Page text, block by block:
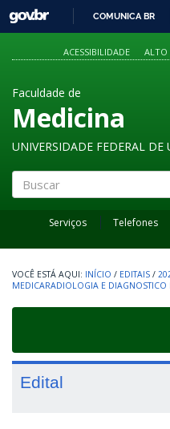
GOVBR
COMUNICA BR
ACESSIBILIDADE ALTO
Faculdade de
Medicina
UNIVERSIDADE FEDERAL DE
Serviços Telefones
INÍCIO / EDITAIS /
MEDICARADIOLOGIA E DIAGNOSTICO
Edital